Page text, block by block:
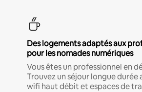
Des logements adaptés aux
pour les nomades numériques
Vous êtes un professionnel en
Trouvez un séjour longue durée
wifi haut débit et espaces de